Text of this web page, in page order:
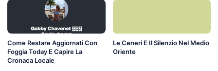
Come Restare Aggiornati Con
Foggia Today E Capire La
Cronaca Locale
Le Ceneri E Il Silenzio Nel Medio
Oriente